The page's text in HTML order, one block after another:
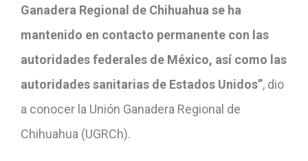
Ganadera Regional de Chihuahua se ha
mantenido en contacto permanente con las
autoridades federales de México, así como las
autoridades sanitarias de Estados Unidos”, dio
a conocer la Unión Ganadera Regional de
Chihuahua (UGRCh).